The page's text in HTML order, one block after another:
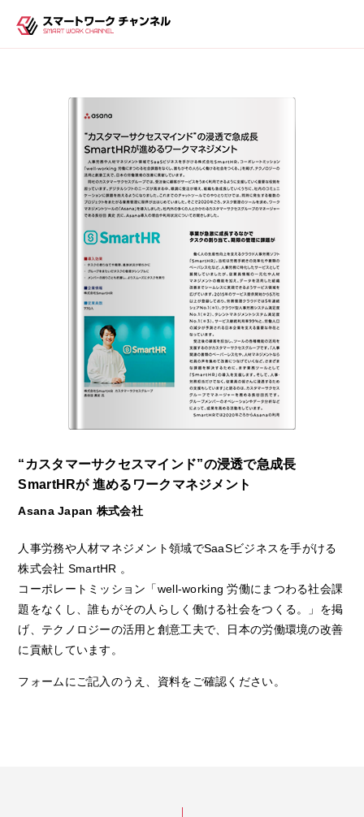
“カスタマーサクセスマインド”の浸透で急成長
SmartHRが 進めるワークマネジメント
Asana Japan 株式会社
人事労務や人材マネジメント領域でSaaSビジネスを手がける
株式会社 SmartHR 。
コーポレートミッション「well-working 労働にまつわる社会課
題をなくし、誰もがその人らしく働ける社会をつくる。」を掲
げ、テクノロジーの活用と創意工夫で、日本の労働環境の改善
に貢献しています。
フォームにご記入のうえ、資料をご確認ください。